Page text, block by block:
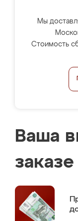
Мы
Стоимость
Ваша